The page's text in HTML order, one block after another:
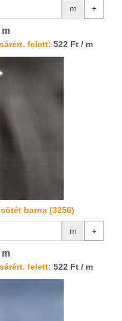
m +
m
felett: 522 Ft / m
barna (3256)
m +
m
felett: 522 Ft / m